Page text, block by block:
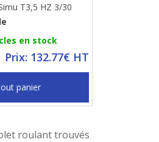
T3,5 HZ 3/30
en stock
Prix: 132.77€ HT
panier
roulant trouvés